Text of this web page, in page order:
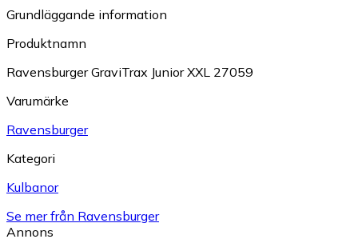
Grundläggande information
Produktnamn
Ravensburger GraviTrax Junior XXL 27059
Varumärke
Ravensburger
Kategori
Kulbanor
Se mer från Ravensburger
Annons